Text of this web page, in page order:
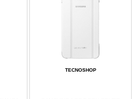
TECNOSHOP